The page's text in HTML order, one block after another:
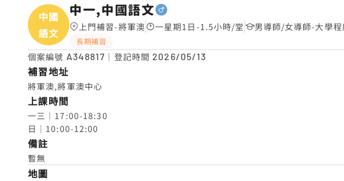
中國
語文
中一,中國語文
上門補習-將軍澳 一星期1日-1.5小時/堂 男導師/女導師-大學程
長期補習
個案編號 A348817 ｜登記時間 2026/05/13
補習地址
將軍澳,將軍澳中心
上課時間
一三｜17:00-18:30
日｜10:00-12:00
備註
暫無
地圖